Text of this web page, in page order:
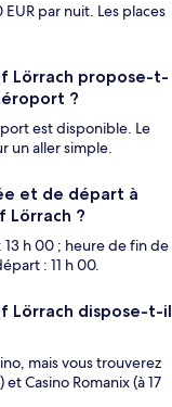
par nuit. Les places
Lörrach propose-t-
?
est disponible. Le
un aller simple.
et de départ à
Lörrach ?
h 00 ; heure de fin de
: 11 h 00.
Lörrach dispose-t-il
mais vous trouverez
Casino Romanix (à 17